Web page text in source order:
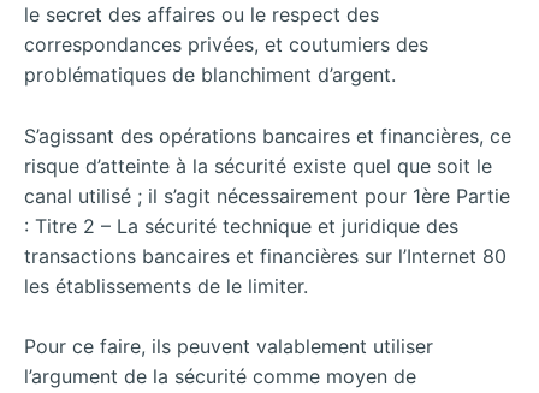
le secret des affaires ou le respect des
correspondances privées, et coutumiers des
problématiques de blanchiment d’argent.
S’agissant des opérations bancaires et financières, ce
risque d’atteinte à la sécurité existe quel que soit le
canal utilisé ; il s’agit nécessairement pour 1ère Partie
: Titre 2 – La sécurité technique et juridique des
transactions bancaires et financières sur l’Internet 80
les établissements de le limiter.
Pour ce faire, ils peuvent valablement utiliser
l’argument de la sécurité comme moyen de